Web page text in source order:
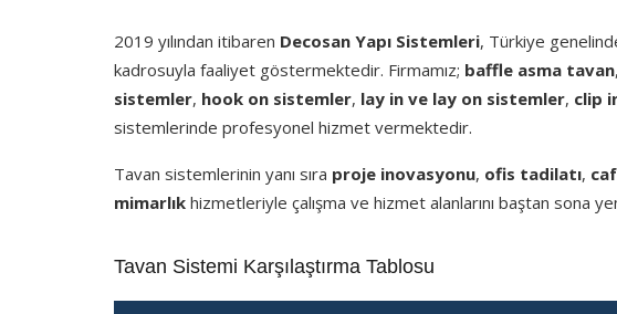
2019 yılından itibaren Decosan Yapı Sistemleri, Türkiye
kadrosuyla faaliyet göstermektedir. Firmamız; baffle asma tavan,
sistemler, hook on sistemler, lay in ve lay on sistemler, clip
sistemlerinde profesyonel hizmet vermektedir.
Tavan sistemlerinin yanı sıra proje inovasyonu, ofis tadilatı,
mimarlık hizmetleriyle çalışma ve hizmet alanlarını baştan sona
Tavan Sistemi Karşılaştırma Tablosu